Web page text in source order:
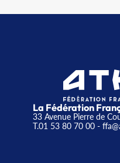
La Fédération
33 Avenue Pierre de
T.01 53 80 70 00-